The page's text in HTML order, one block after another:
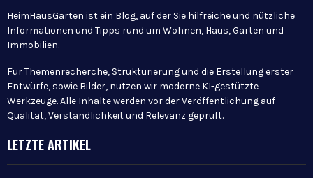
HeimHausGarten ist ein Blog, auf der Sie hilfreiche und nützliche
Informationen und Tipps rund um Wohnen, Haus, Garten und
Immobilien.
Für Themenrecherche, Strukturierung und die Erstellung erster
Entwürfe, sowie Bilder, nutzen wir moderne KI-gestützte
Werkzeuge. Alle Inhalte werden vor der Veröffentlichung auf
Qualität, Verständlichkeit und Relevanz geprüft.
LETZTE ARTIKEL